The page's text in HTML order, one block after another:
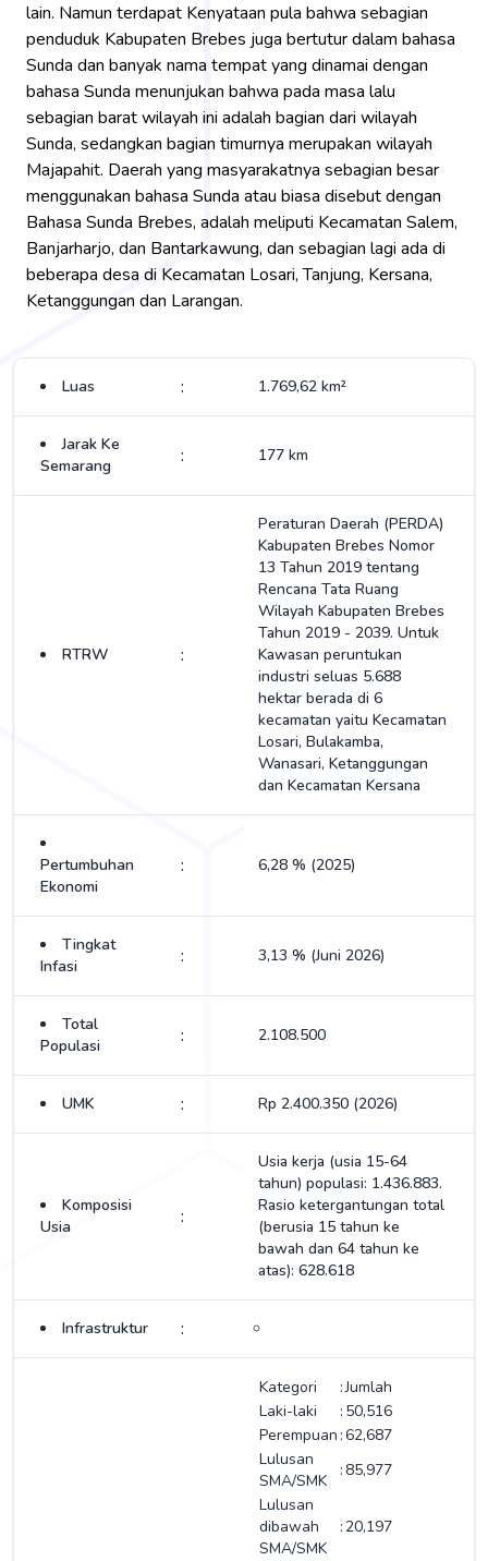
lain. Namun terdapat Kenyataan pula bahwa sebagian
penduduk Kabupaten Brebes juga bertutur dalam bahasa
Sunda dan banyak nama tempat yang dinamai dengan
bahasa Sunda menunjukan bahwa pada masa lalu
sebagian barat wilayah ini adalah bagian dari wilayah
Sunda, sedangkan bagian timurnya merupakan wilayah
Majapahit. Daerah yang masyarakatnya sebagian besar
menggunakan bahasa Sunda atau biasa disebut dengan
Bahasa Sunda Brebes, adalah meliputi Kecamatan Salem,
Banjarharjo, dan Bantarkawung, dan sebagian lagi ada di
beberapa desa di Kecamatan Losari, Tanjung, Kersana,
Ketanggungan dan Larangan.
Luas : 1.769,62 km²
Jarak Ke
Semarang
: 177 km
RTRW :
Peraturan Daerah (PERDA)
Kabupaten Brebes Nomor
13 Tahun 2019 tentang
Rencana Tata Ruang
Wilayah Kabupaten Brebes
Tahun 2019 - 2039. Untuk
Kawasan peruntukan
industri seluas 5.688
hektar berada di 6
kecamatan yaitu Kecamatan
Losari, Bulakamba,
Wanasari, Ketanggungan
dan Kecamatan Kersana
Pertumbuhan
Ekonomi
: 6,28 % (2025)
Tingkat
Infasi
: 3,13 % (Juni 2026)
Total
Populasi
: 2.108.500
UMK : Rp 2.400.350 (2026)
Komposisi
Usia
:
Usia kerja (usia 15-64
tahun) populasi: 1.436.883.
Rasio ketergantungan total
(berusia 15 tahun ke
bawah dan 64 tahun ke
atas): 628.618
Infrastruktur :
Kategori :Jumlah
Laki-laki
: 50,516
Perempuan :62,687
Lulusan
SMA/SMK
:85,977
Lulusan
dibawah
SMA/SMK
: 20,197